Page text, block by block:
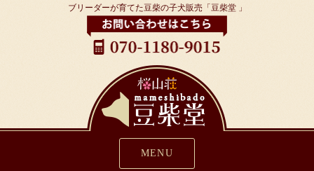
ブリーダーが育てた豆柴の子犬販売「豆柴堂 」
MENU